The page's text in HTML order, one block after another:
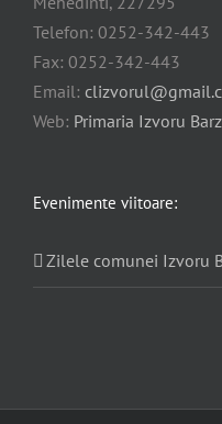
Telefon: 0252-342-443
Fax: 0252-342-443
Email:
Web: Primaria Izvoru
Evenimente viitoare:
Zilele comunei Izvoru